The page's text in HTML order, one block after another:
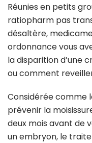
Réunies en petits
ratiopharm pas
désaltère,
ordonnance vous
la disparition d’une
ou comment
Considérée comme
prévenir la
deux mois avant de
un embryon, le